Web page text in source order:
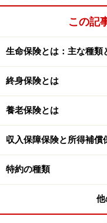
【編集部からのお知ら
・「家計」について、
中です！
※抽選で20名にAmazon
※謝礼付きの限定アン
なります
この記
生命保険とは：主な種類
終身保険とは
養老保険とは
収入保障保険と所得補償
特約の種類
他